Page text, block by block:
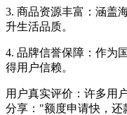
3. 商品资源丰富：涵盖
升生活品质。
4. 品牌信誉保障：作为
得用户信赖。
用户真实评价：许多用
分享："额度申请快，还